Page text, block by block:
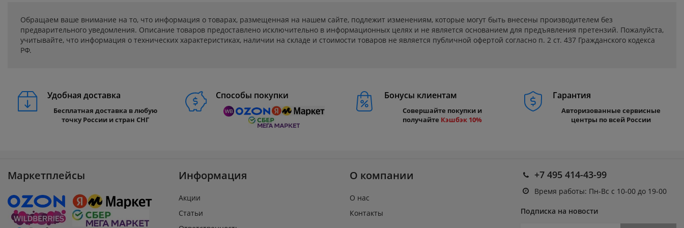
Обращаем ваше внимание на то, что информация о товарах, размещенная на нашем сайте, подлежит изменениям, которые могут быть внесены производителем без
предварительного уведомления. Описание товаров предоставлено исключительно в информационных целях и не является основанием для предъявления претензий. Пожалуйста,
учитывайте, что информация о технических характеристиках, наличии на складе и стоимости товаров не является публичной офертой согласно п. 2 ст. 437 Гражданского кодекса
РФ.
Удобная доставка
Бесплатная доставка в любую
точку России и стран СНГ
Способы покупки Бонусы клиентам
Совершайте покупки и
получайте Кэшбэк 10%
Гарантия
Авторизованные сервисные
центры по всей России
Маркетплейсы Информация
Акции
Статьи
О компании
О нас
Контакты
+7 495 414-43-99
Время работы: Пн-Вс с 10-00 до 19-00
Подписка на новости